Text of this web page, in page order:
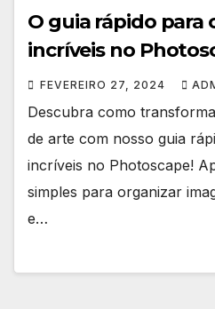
O guia rápido para
incríveis no
FEVEREIRO 27, 2024
Descubra como
de arte com nosso guia
incríveis no Photoscape!
simples para organizar
e…